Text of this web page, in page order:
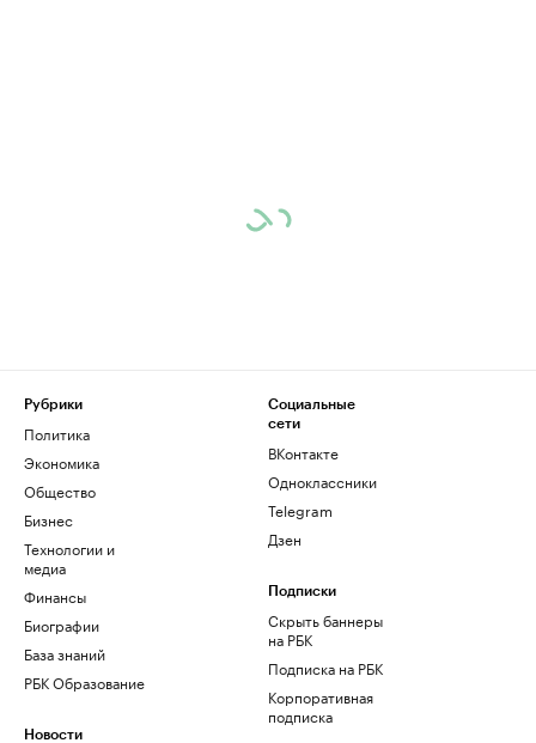
Рубрики
Политика
Экономика
Общество
Бизнес
Технологии и
медиа
Финансы
Биографии
База знаний
РБК Образование
Новости
Социальные
сети
ВКонтакте
Одноклассники
Telegram
Дзен
Подписки
Скрыть баннеры
на РБК
Подписка на РБК
Корпоративная
подписка